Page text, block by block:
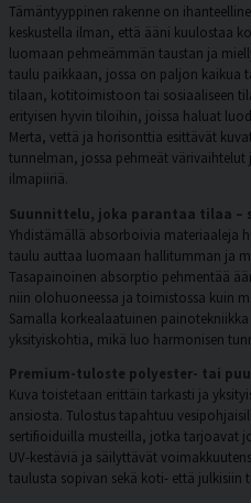
Tämäntyyppinen rakenne on
keskustella ilman, että ääni kuulostaa
luomaan pehmeämmän taustan ja
taulu paikkaan, jossa on paljon kaikua
tilaan, kotitoimistoon tai sosiaaliseen
erityisen hyvin tiloihin, joissa haluat
Merta, vettä ja horisonttia esittävät
tunnelman, jossa pehmeät värivaihtelut
ilmapiiriä.
Suunnittelu, joka parantaa tilaa –
Yhdistämällä absorboivia materiaaleja
taulu auttaa luomaan hallitumman ja
Tasapainoinen absorptio pehmentää
niin olohuoneessa ja toimistossa kuin
Samalla korkealaatuinen
yksityiskohtia, mikä luo harmonisen
Premium-tuloste polyester- tai
Kuva toistetaan erittäin tarkasti ja
ansiosta. Tulostus tapahtuu
sertifioiduilla musteilla, jotka tarjoavat
UV-kestäviä ja säilyttävät
taulusta sopivan sekä koti- että julkisiin